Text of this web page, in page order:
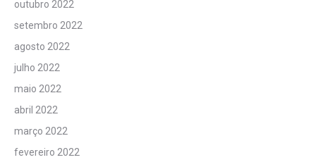
outubro 2022
setembro 2022
agosto 2022
julho 2022
maio 2022
abril 2022
março 2022
fevereiro 2022